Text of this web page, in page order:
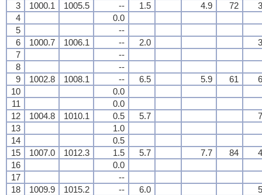
3
1000.1 1005.5 -- 1.5 4.9 72
4
0.0
5
--
6
1000.7 1006.1 -- 2.0
7
--
8
--
9
1002.8 1008.1 -- 6.5 5.9 61
10
0.0
11
0.0
12
1004.8 1010.1 0.5 5.7
13
1.0
14
0.5
15
1007.0 1012.3 1.5 5.7 7.7 84
16
0.0
17
--
18
1009.9 1015.2 -- 6.0